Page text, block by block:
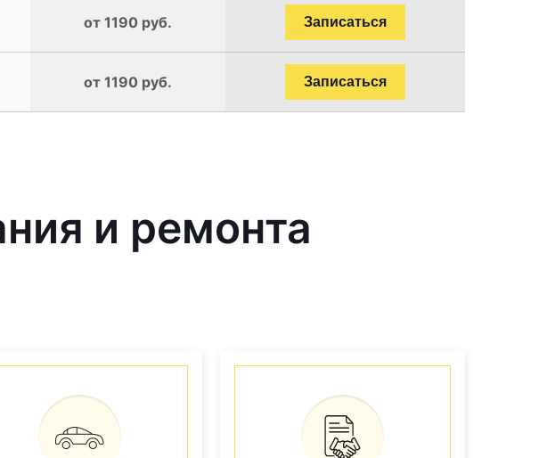
от 1190 руб. Записаться
от 1190 руб. Записаться
и ремонта